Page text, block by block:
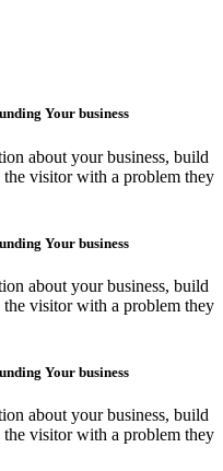
Your business
about your business, build
visitor with a problem they
Your business
about your business, build
visitor with a problem they
Your business
about your business, build
visitor with a problem they